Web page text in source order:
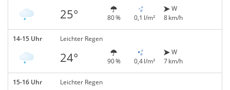
25° 80 % 0,1 l/m²
W
8 km/h
14-15 Uhr Leichter Regen
24° 90 % 0,4 l/m²
W
7 km/h
15-16 Uhr Leichter Regen